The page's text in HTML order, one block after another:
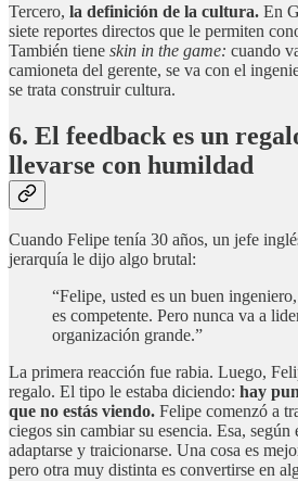
Tercero, la definición de la cultura. En
siete reportes directos que le permiten
También tiene skin in the game: cuando
camioneta del gerente, se va con el
se trata construir cultura.
6. El feedback es un
llevarse con humildad
Cuando Felipe tenía 30 años, un jefe
jerarquía le dijo algo brutal:
“Felipe, usted es un buen
es competente. Pero nunca va a
organización grande.”
La primera reacción fue rabia. Luego,
regalo. El tipo le estaba diciendo: hay
que no estás viendo. Felipe comenzó a
ciegos sin cambiar su esencia. Esa,
adaptarse y traicionarse. Una cosa es
pero otra muy distinta es convertirse en